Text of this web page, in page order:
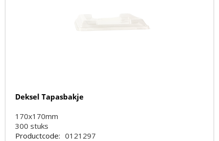
Deksel Tapasbakje
170x170mm
300 stuks
Productcode: 0121297